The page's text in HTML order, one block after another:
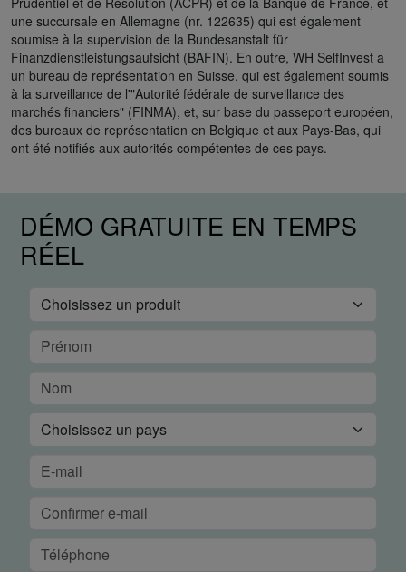
une succursale en Allemagne (nr. 122635) qui est également
soumise à la supervision de la Bundesanstalt für
Finanzdienstleistungsaufsicht (BAFIN). En outre, WH SelfInvest a
un bureau de représentation en Suisse, qui est également soumis
à la surveillance de l'"Autorité fédérale de surveillance des
marchés financiers" (FINMA), et, sur base du passeport européen,
des bureaux de représentation en Belgique et aux Pays-Bas, qui
ont été notifiés aux autorités compétentes de ces pays.
DÉMO GRATUITE EN TEMPS
RÉEL